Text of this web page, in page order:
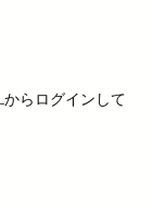
らログインして